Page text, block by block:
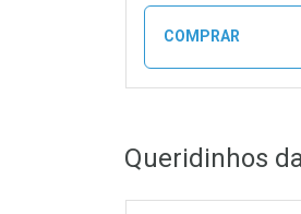
COMPRAR
Laboratório
Por Menos
Queridinhos